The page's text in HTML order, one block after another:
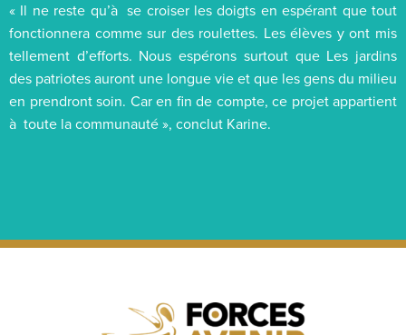
« Il ne reste qu’à se croiser les doigts en espérant que tout
fonctionnera comme sur des roulettes. Les élèves y ont mis
tellement d’efforts. Nous espérons surtout que Les jardins
des patriotes auront une longue vie et que les gens du milieu
en prendront soin. Car en fin de compte, ce projet appartient
à toute la communauté », conclut Karine.